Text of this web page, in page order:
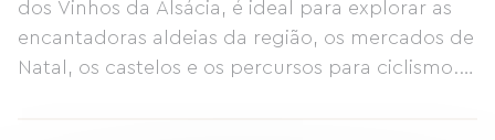
dos Vinhos da Alsácia, é ideal para explorar as
encantadoras aldeias da região, os mercados de
Natal, os castelos e os percursos para ciclismo.